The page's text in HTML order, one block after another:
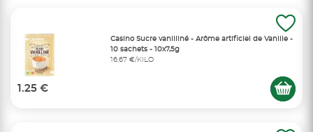
Casino Sucre vanilliné - Arôme artificiel de Vanille -
10 sachets - 10x7,5g
16,67 €/KILO
1.25 €